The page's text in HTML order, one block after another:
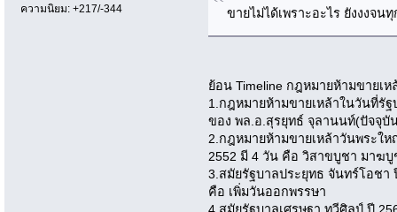
ความนิยม: +217/-344
ขายไม่ได้เพราะอะไร ยังงงจน
ย้อน Timeline กฎหมายห้ามขายเ
1.กฎหมายห้ามขายเหล้าในวันที่รั
ของ พล.อ.สุรยุทธ์ จุลานนท์(ปัจจุบั
2.กฎหมายห้ามขายเหล้าวันพระใ
2552 มี 4 วัน คือ วิสาขบูชา มาฆ
3.สมัยรัฐบาลประยุทธ จันทร์โอชา
คือ เพิ่มวันออกพรรษา
4.สมัยรัฐบาลเศรษฐา ทวีศิลป์ ปี